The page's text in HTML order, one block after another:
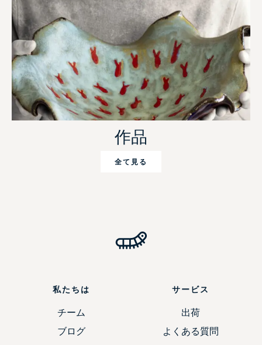
作品
全て見る
私たちは
チーム
ブログ
サービス
出荷
よくある質問